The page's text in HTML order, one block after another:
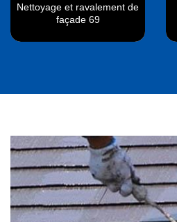
Nettoyage et ravalement de
façade 69